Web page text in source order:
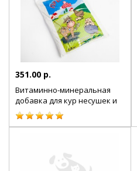
351.00 р.
Витаминно-минеральная
добавка для кур несушек и
другой домашней птицы, 2
кг